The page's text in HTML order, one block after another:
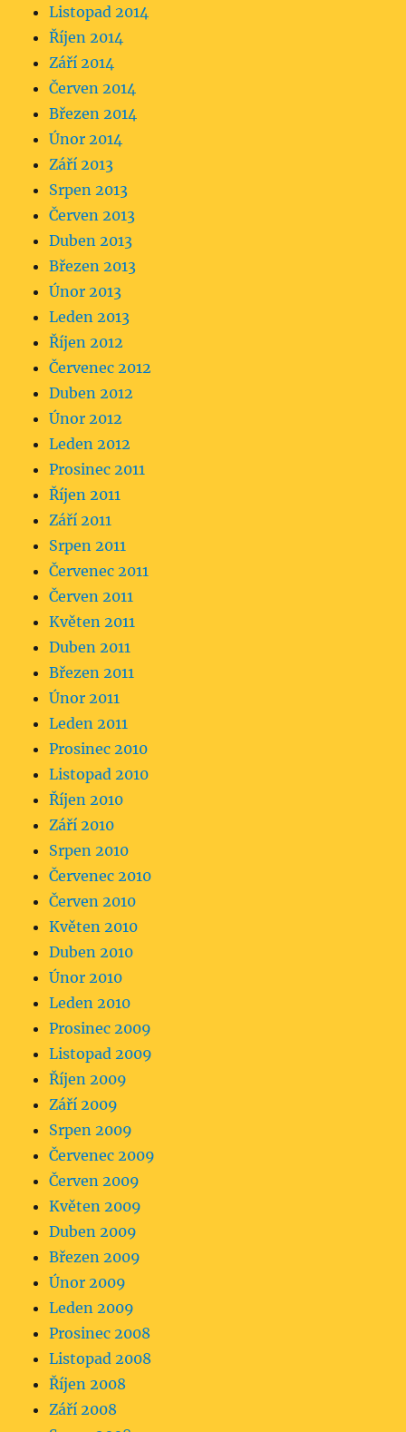
Listopad 2014
Říjen 2014
Září 2014
Červen 2014
Březen 2014
Únor 2014
Září 2013
Srpen 2013
Červen 2013
Duben 2013
Březen 2013
Únor 2013
Leden 2013
Říjen 2012
Červenec 2012
Duben 2012
Únor 2012
Leden 2012
Prosinec 2011
Říjen 2011
Září 2011
Srpen 2011
Červenec 2011
Červen 2011
Květen 2011
Duben 2011
Březen 2011
Únor 2011
Leden 2011
Prosinec 2010
Listopad 2010
Říjen 2010
Září 2010
Srpen 2010
Červenec 2010
Červen 2010
Květen 2010
Duben 2010
Únor 2010
Leden 2010
Prosinec 2009
Listopad 2009
Říjen 2009
Září 2009
Srpen 2009
Červenec 2009
Červen 2009
Květen 2009
Duben 2009
Březen 2009
Únor 2009
Leden 2009
Prosinec 2008
Listopad 2008
Říjen 2008
Září 2008